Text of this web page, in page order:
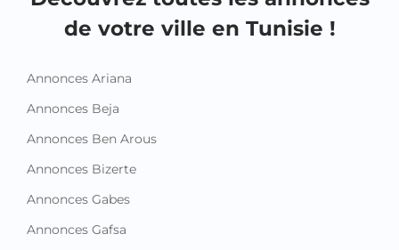
de votre ville en Tunisie !
Annonces Ariana
Annonces Beja
Annonces Ben Arous
Annonces Bizerte
Annonces Gabes
Annonces Gafsa